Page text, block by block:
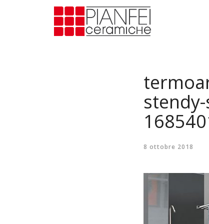
8 ottobre 2018